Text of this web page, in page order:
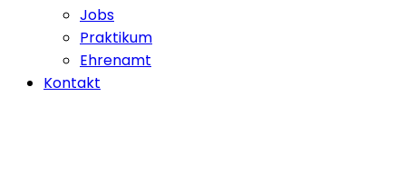
Jobs
Praktikum
Ehrenamt
Kontakt